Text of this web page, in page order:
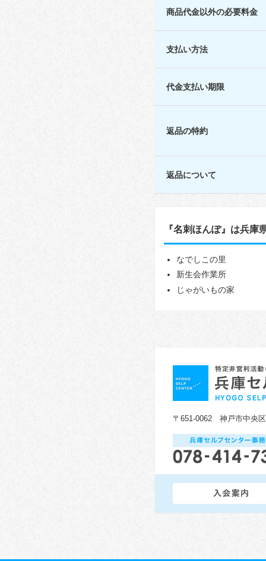
商品代金以外の必要料金
支払い方法
代金支払い期限
返品の特約
返品について
『名刺ほんぽ』は兵
なでしこの里
新生会作業所
じゃがいもの家
〒651-0062 神戸市中央